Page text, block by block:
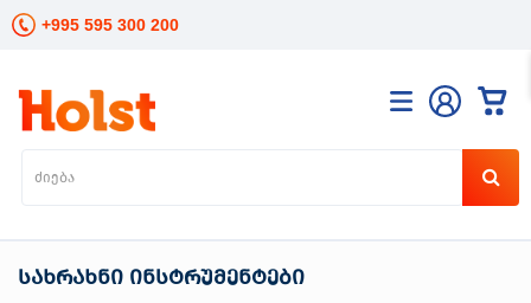
+995 595 300 200
სახრახნი ინსტრუმენტები
კატალოგი
განათება
ინსტრუმენტები
ელექტრო